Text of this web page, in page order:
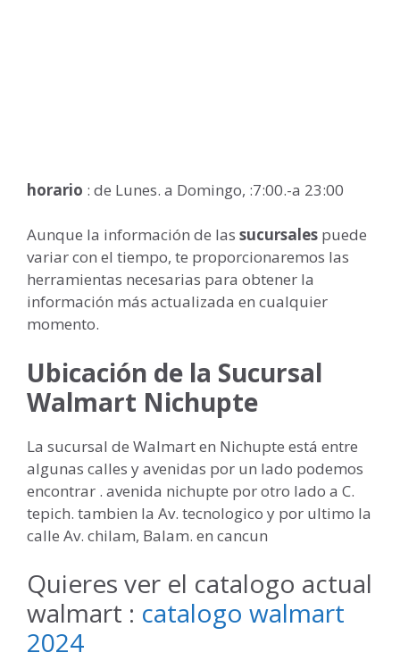
horario : de Lunes. a Domingo, :7:00.-a 23:00
Aunque la información de las sucursales puede
variar con el tiempo, te proporcionaremos las
herramientas necesarias para obtener la
información más actualizada en cualquier
momento.
Ubicación de la Sucursal
Walmart Nichupte
La sucursal de Walmart en Nichupte está entre
algunas calles y avenidas por un lado podemos
encontrar . avenida nichupte por otro lado a C.
tepich. tambien la Av. tecnologico y por ultimo la
calle Av. chilam, Balam. en cancun
Quieres ver el catalogo actual
walmart : catalogo walmart
2024